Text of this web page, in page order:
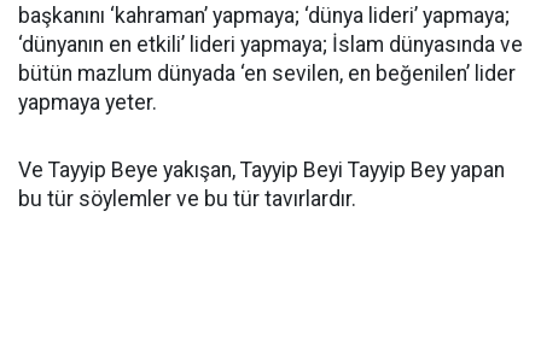
başkanını ‘kahraman’ yapmaya; ‘dünya lideri’ yapmaya;
‘dünyanın en etkili’ lideri yapmaya; İslam dünyasında ve
bütün mazlum dünyada ‘en sevilen, en beğenilen’ lider
yapmaya yeter.
Ve Tayyip Beye yakışan, Tayyip Beyi Tayyip Bey yapan
bu tür söylemler ve bu tür tavırlardır.